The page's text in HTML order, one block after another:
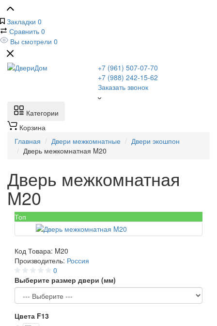
Закладки 0
Сравнить 0
Вы смотрели 0
+7 (961) 507-07-70
+7 (988) 242-15-62
Заказать звонок
Категории
Корзина
Главная
Двери межкомнатные
Двери экошпон
Дверь межкомнатная M20
Дверь межкомнатная
M20
Топ
Код Товара: M20
Производитель: Россия
0
Выберите размер двери (мм)
Цвета F13